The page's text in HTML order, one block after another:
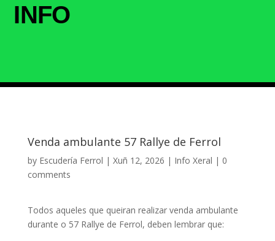
INFO
Venda ambulante 57 Rallye de Ferrol
by Escudería Ferrol | Xuñ 12, 2026 | Info Xeral | 0
comments
Todos aqueles que queiran realizar venda ambulante
durante o 57 Rallye de Ferrol, deben lembrar que: